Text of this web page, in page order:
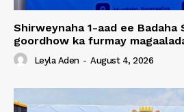
Shirweynaha 1-aad ee Badaha
goordhow ka furmay
Leyla Aden - August 4, 2026